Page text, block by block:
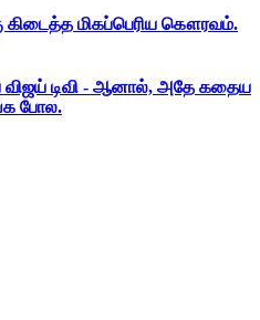
கிடைத்த மிகப்பெரிய கௌரவம்.
டிவி - ஆனால், அதே கதைய
போல.